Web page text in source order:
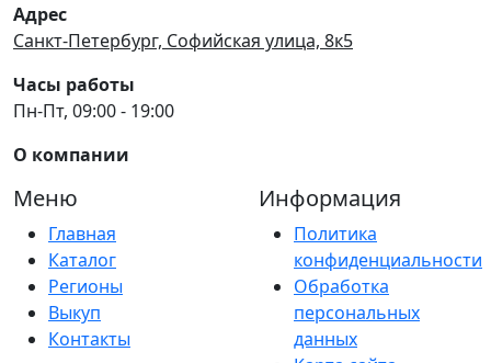
Адрес
Санкт-Петербург, Софийская улица, 8к5
Часы работы
Пн-Пт, 09:00 - 19:00
О компании
Меню
Главная
Каталог
Регионы
Выкуп
Контакты
Информация
Политика
конфиденциальности
Обработка
персональных
данных